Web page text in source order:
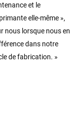
et le
elle-même »,
nous lorsque nous en
dans notre
de fabrication. »